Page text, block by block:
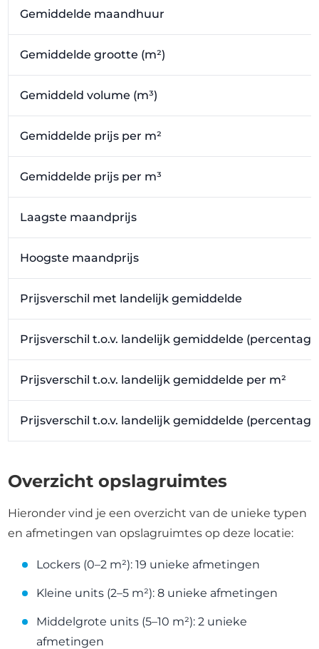
Gemiddelde maandhuur
Gemiddelde grootte (m²)
Gemiddeld volume (m³)
Gemiddelde prijs per m²
Gemiddelde prijs per m³
Laagste maandprijs
Hoogste maandprijs
Prijsverschil met landelijk gemiddelde
Prijsverschil t.o.v. landelijk gemiddelde
Prijsverschil t.o.v. landelijk gemiddelde per m²
Prijsverschil t.o.v. landelijk gemiddelde
Overzicht opslagruimtes
Hieronder vind je een overzicht van de unieke typen
en afmetingen van opslagruimtes op deze locatie:
Lockers (0–2 m²): 19 unieke afmetingen
Kleine units (2–5 m²): 8 unieke afmetingen
Middelgrote units (5–10 m²): 2 unieke
afmetingen